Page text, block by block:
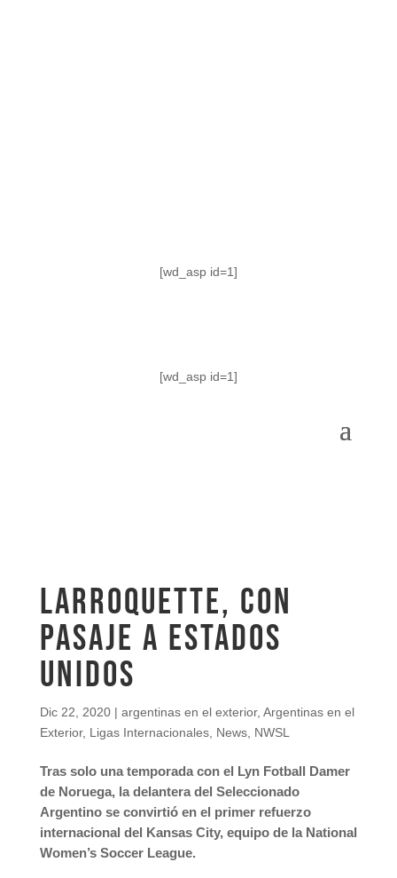
[wd_asp id=1]
[wd_asp id=1]
Larroquette, con
pasaje a Estados
Unidos
Dic 22, 2020| argentinas en el exterior, Argentinas en el
Exterior, Ligas Internacionales, News, NWSL
Tras solo una temporada con el Lyn Fotball Damer
de Noruega, la delantera del Seleccionado
Argentino se convirtió en el primer refuerzo
internacional del Kansas City, equipo de la National
Women’s Soccer League.